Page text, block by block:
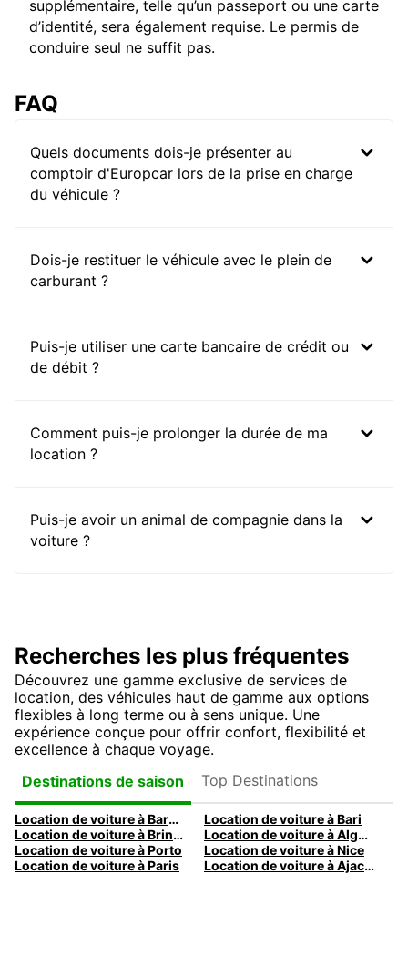
supplémentaire, telle qu’un passeport ou une carte
d’identité, sera également requise. Le permis de
conduire seul ne suffit pas.
FAQ
Quels documents dois-je présenter au
comptoir d'Europcar lors de la prise en charge
du véhicule ?
Dois-je restituer le véhicule avec le plein de
carburant ?
Puis-je utiliser une carte bancaire de crédit ou
de débit ?
Comment puis-je prolonger la durée de ma
location ?
Puis-je avoir un animal de compagnie dans la
voiture ?
Recherches les plus fréquentes
Découvrez une gamme exclusive de services de
location, des véhicules haut de gamme aux options
flexibles à long terme ou à sens unique. Une
expérience conçue pour offrir confort, flexibilité et
excellence à chaque voyage.
Destinations de saison
Top Destinations
Location de voiture à Barcelone
Location de voiture à Bari
Location de voiture à Brindisi
Location de voiture à Alghero
Location de voiture à Porto
Location de voiture à Nice
Location de voiture à Paris
Location de voiture à Ajaccio